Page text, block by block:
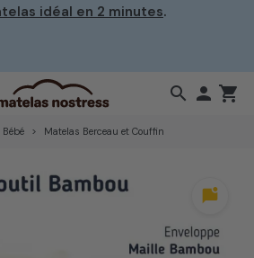
idéal en 2 minutes.
search  shopping_cart
Matelas Berceau et Couffin
mark_chat_unread